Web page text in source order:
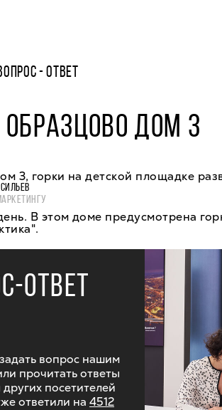
- ОТВЕТ
ОБРАЗЦОВО ДОМ 3
3, горки на детской площадке
В этом доме предусмотрена
ОТВЕТ
вопрос нашим
прочитать ответы
посетителей
ответили на 4512